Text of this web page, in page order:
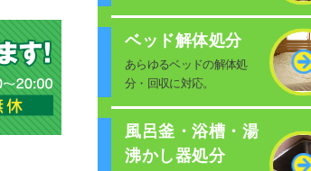
ベッド解体処分
あらゆるベッドの解体処
分・回収に対応。
風呂釜・浴槽・湯
沸かし器処分